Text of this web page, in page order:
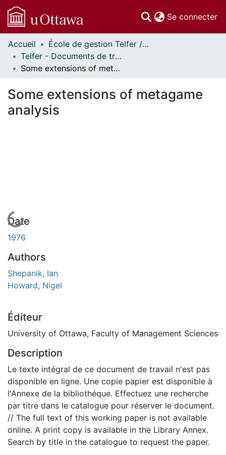
Se connecter
Communautés
et collections
Parcourir
À propos
Accueil
École de gestion Telfer // Telfer School of Management
Telfer - Documents de travail // Telfer - Working Papers
Some extensions of metagame analysis
Some extensions of metagame
analysis
En cours de chargement...
Date
1976
Authors
Shepanik, Ian
Howard, Nigel
Éditeur
University of Ottawa, Faculty of Management Sciences
Description
Le texte intégral de ce document de travail n'est pas
disponible en ligne. Une copie papier est disponible à
l'Annexe de la bibliothéque. Effectuez une recherche
par titre dans le catalogue pour réserver le document.
// The full text of this working paper is not available
online. A print copy is available in the Library Annex.
Search by title in the catalogue to request the paper.